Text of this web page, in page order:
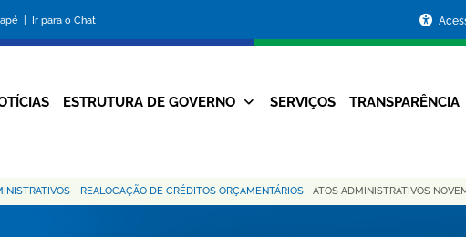
| Ir para o Chat
da
Prefeitura
Horizonte
Navegação
ESTRUTURA DE GOVERNO SERVIÇOS TRANSPARÊNCIA
- REALOCAÇÃO DE CRÉDITOS ORÇAMENTÁRIOS - ATOS ADMINISTRATIVOS